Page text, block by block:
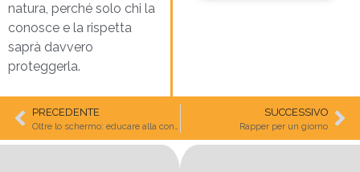
natura, perché solo chi la
conosce e la rispetta
saprà davvero
proteggerla.
PRECEDENTE SUCCESSIVO
Rapper per un giorno